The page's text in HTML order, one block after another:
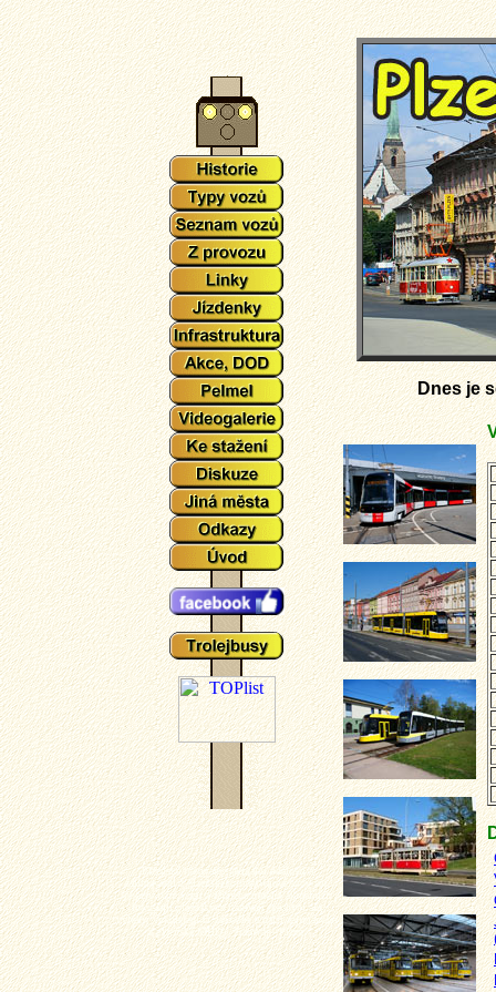
Plzeňské tramvaje - aktuální události a
zajímavosti z plzeňského tramvajové provozu,
popisy typů vozů a zejména mnoho aktuálních
fotografií plzeňských tramvají (nechybí ani
výluky, vykolejení či povodně a další zajímavotsi
z plzeňské MHD). Tramvaj - Plzeň.
Dnes je